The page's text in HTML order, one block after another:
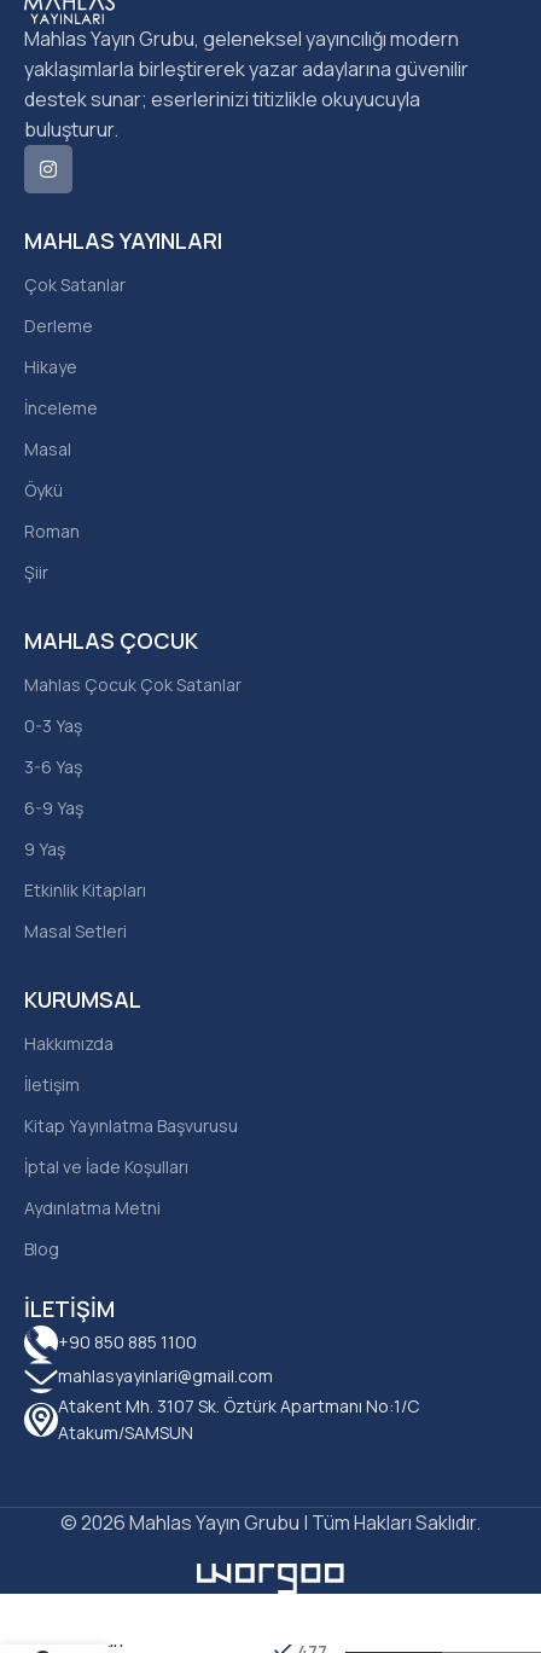
İLETIŞIM
+90 850 885 1100
mahlasyayinlari@gmail.com
Atakent Mh. 3107 Sk. Öztürk Apartmanı No:1/C
Atakum/SAMSUN
KURUMSAL
Hakkımızda
İletişim
Kitap Yayınlatma Başvurusu
İptal ve İade Koşulları
Aydınlatma Metni
Blog
MAHLAS ÇOCUK
Mahlas Çocuk Çok Satanlar
0-3 Yaş
3-6 Yaş
6-9 Yaş
9 Yaş
Etkinlik Kitapları
Masal Setleri
MAHLAS YAYINLARI
Çok Satanlar
Derleme
Hikaye
İnceleme
Masal
Öykü
Roman
Şiir
Mahlas Yayın Grubu, geleneksel yayıncılığı modern
yaklaşımlarla birleştirerek yazar adaylarına güvenilir
destek sunar; eserlerinizi titizlikle okuyucuyla
buluşturur.
© 2026 Mahlas Yayın Grubu | Tüm Hakları Saklıdır.
Bişkin –